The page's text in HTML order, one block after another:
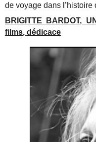
de voyage dans l’histoire
BRIGITTE BARDOT,
films, dédicace